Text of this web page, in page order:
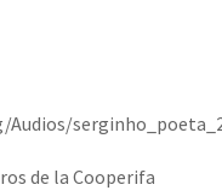
de la Cooperifa